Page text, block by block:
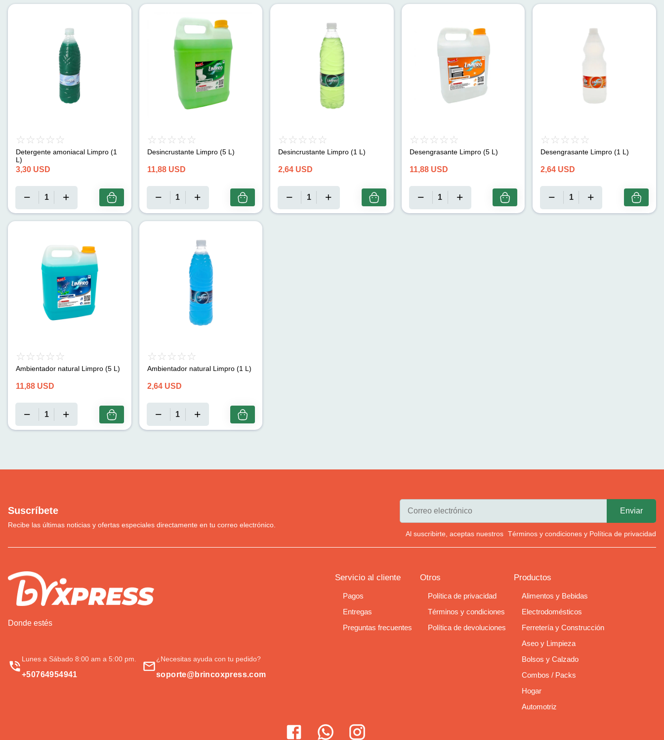
Detergente amoniacal Limpro (1
L)
3,30 USD
Desincrustante Limpro (5 L)
11,88 USD
Desincrustante Limpro (1 L)
2,64 USD
Desengrasante Limpro (5 L)
11,88 USD
Desengrasante Limpro (1 L)
2,64 USD
Ambientador natural Limpro (5 L)
11,88 USD
Ambientador natural Limpro (1 L)
2,64 USD
Suscríbete
Recibe las últimas noticias y ofertas especiales directamente en tu correo electrónico.
Al suscribirte, aceptas nuestros Términos y condiciones y Política de privacidad
Donde estés
Lunes a Sábado 8:00 am a 5:00 pm.
+50764954941
¿Necesitas ayuda con tu pedido?
soporte@brincoxpress.com
Servicio al cliente
Pagos
Entregas
Preguntas frecuentes
Otros
Política de privacidad
Términos y condiciones
Política de devoluciones
Productos
Alimentos y Bebidas
Electrodomésticos
Ferretería y Construcción
Aseo y Limpieza
Bolsos y Calzado
Combos / Packs
Hogar
Automotriz